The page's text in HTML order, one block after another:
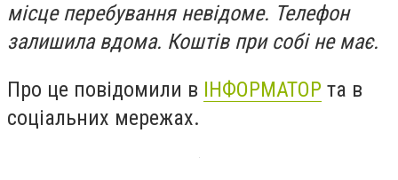
місце перебування невідоме. Телефон
залишила вдома. Коштів при собі не має.
Про це повідомили в ІНФОРМАТОР та в
соціальних мережах.